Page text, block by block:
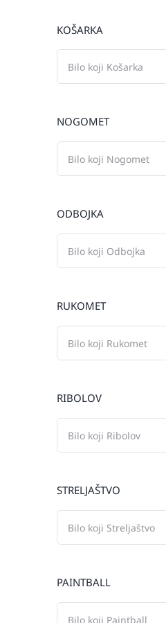
KOŠARKA
NOGOMET
ODBOJKA
RUKOMET
RIBOLOV
STRELJAŠTVO
PAINTBALL